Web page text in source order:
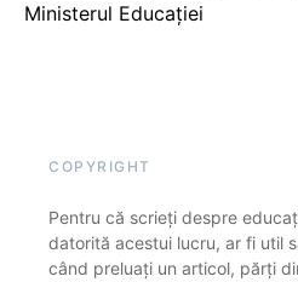
Ministerul Educației
COPYRIGHT
Pentru că scrieți despre
datorită acestui lucru, ar fi util
când preluați un articol, părți